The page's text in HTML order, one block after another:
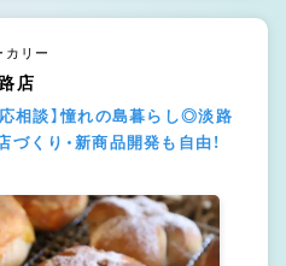
カリー
店
応相談】憧れの島暮らし◎淡路
くり・新商品開発も自由！